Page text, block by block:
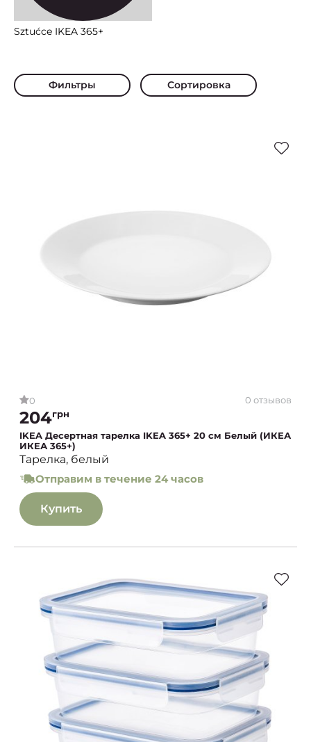
Sztućce IKEA 365+
Фильтры Сортировка
0 0 отзывов
204грн
IKEA Десертная тарелка IKEA 365+ 20 см Белый (ИКЕА
ИКЕА 365+)
Тарелка, белый
Отправим в течение 24 часов
Купить